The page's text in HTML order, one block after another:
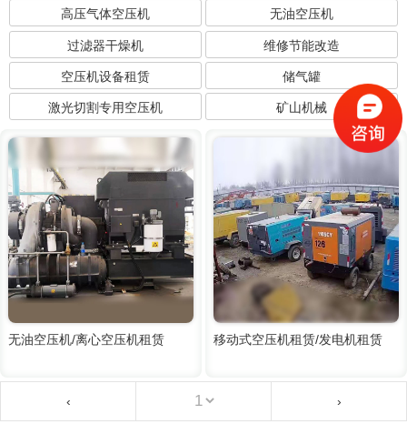
高压气体空压机 无油空压机
过滤器干燥机 维修节能改造
空压机设备租赁 储气罐
激光切割专用空压机 矿山机械
无油空压机/离心空压机租赁 移动式空压机租赁/发电机租赁
‹ ›